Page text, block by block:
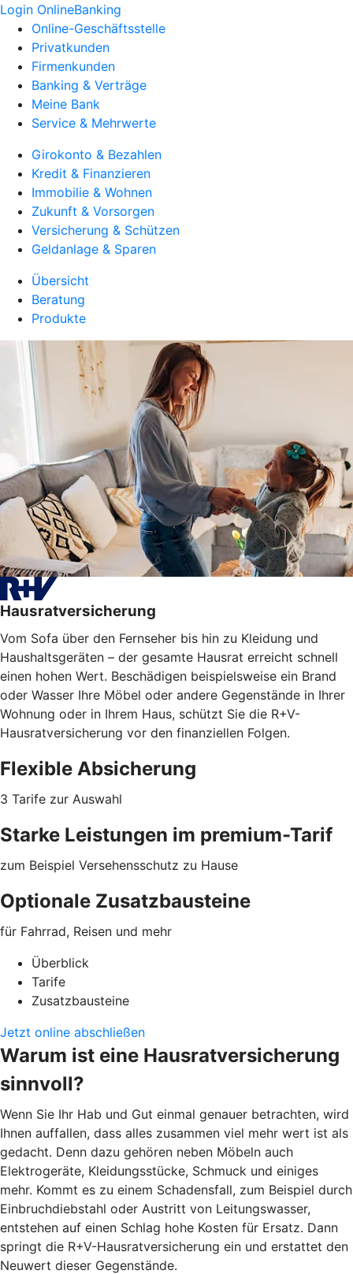
Login OnlineBanking
Online-Geschäftsstelle
Privatkunden
Firmenkunden
Banking & Verträge
Meine Bank
Service & Mehrwerte
Girokonto & Bezahlen
Kredit & Finanzieren
Immobilie & Wohnen
Zukunft & Vorsorgen
Versicherung & Schützen
Geldanlage & Sparen
Übersicht
Beratung
Produkte
Hausratversicherung
Vom Sofa über den Fernseher bis hin zu Kleidung und
Haushaltsgeräten – der gesamte Hausrat erreicht schnell
einen hohen Wert. Beschädigen beispielsweise ein Brand
oder Wasser Ihre Möbel oder andere Gegenstände in Ihrer
Wohnung oder in Ihrem Haus, schützt Sie die R+V-
Hausratversicherung vor den finanziellen Folgen.
Flexible Absicherung
3 Tarife zur Auswahl
Starke Leistungen im premium-Tarif
zum Beispiel Versehensschutz zu Hause
Optionale Zusatzbausteine
für Fahrrad, Reisen und mehr
Überblick
Tarife
Zusatzbausteine
Jetzt online abschließen
Warum ist eine Hausratversicherung
sinnvoll?
Wenn Sie Ihr Hab und Gut einmal genauer betrachten, wird
Ihnen auffallen, dass alles zusammen viel mehr wert ist als
gedacht. Denn dazu gehören neben Möbeln auch
Elektrogeräte, Kleidungsstücke, Schmuck und einiges
mehr. Kommt es zu einem Schadensfall, zum Beispiel durch
Einbruchdiebstahl oder Austritt von Leitungswasser,
entstehen auf einen Schlag hohe Kosten für Ersatz. Dann
springt die R+V-Hausratversicherung ein und erstattet den
Neuwert dieser Gegenstände.